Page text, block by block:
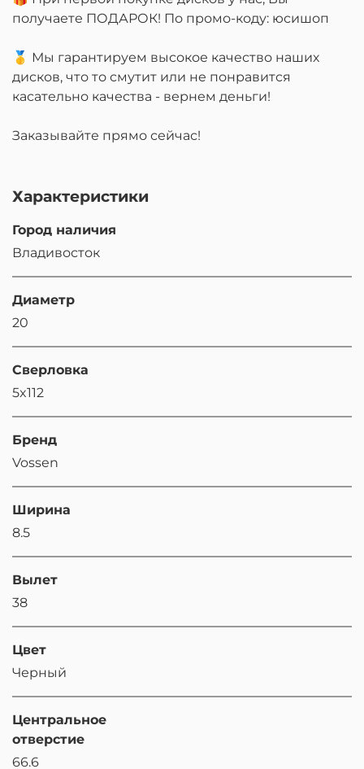
получаете ПОДАРОК! По промо-коду: юсишоп
🥇 Мы гарантируем высокое качество наших
дисков, что то смутит или не понравится
касательно качества - вернем деньги!
Заказывайте прямо сейчас!
Характеристики
Город наличия
Владивосток
Диаметр
20
Сверловка
5x112
Бренд
Vossen
Ширина
8.5
Вылет
38
Цвет
Черный
Центральное
отверстие
66.6